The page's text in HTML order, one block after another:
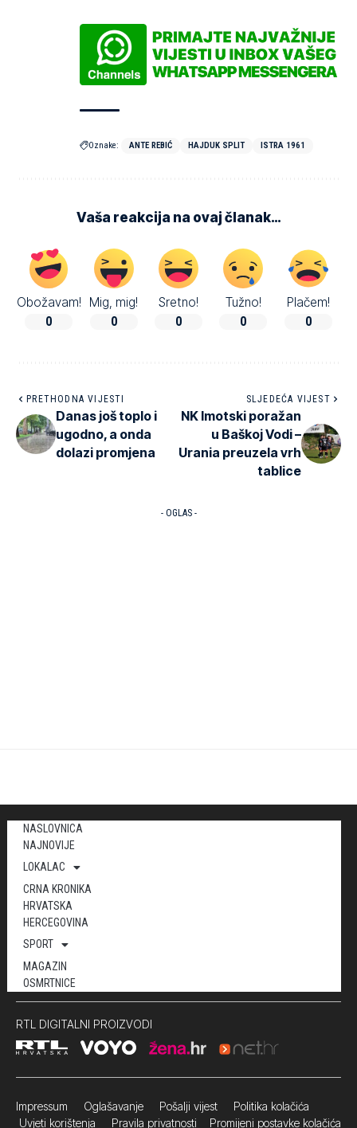
Oznake: ANTE REBIĆ HAJDUK SPLIT ISTRA 1961
Vaša reakcija na ovaj članak…
Obožavam!
0
Mig, mig!
0
Sretno!
0
Tužno!
0
Plačem!
0
PRETHODNA VIJESTI
Danas još toplo i
ugodno, a onda
dolazi promjena
SLJEDEĆA VIJEST
NK Imotski poražan
u Baškoj Vodi –
Urania preuzela vrh
tablice
- OGLAS -
NASLOVNICA
NAJNOVIJE
LOKALAC
CRNA KRONIKA
HRVATSKA
HERCEGOVINA
SPORT
MAGAZIN
OSMRTNICE
RTL DIGITALNI PROIZVODI
Impressum Oglašavanje Pošalji vijest Politika kolačića
Uvjeti korištenja Pravila privatnosti Promijeni postavke kolačića